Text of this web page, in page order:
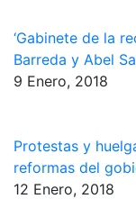
‘Gabinete de la
Barreda y Abel
9 Enero, 2018
Protestas y
reformas del
12 Enero, 2018